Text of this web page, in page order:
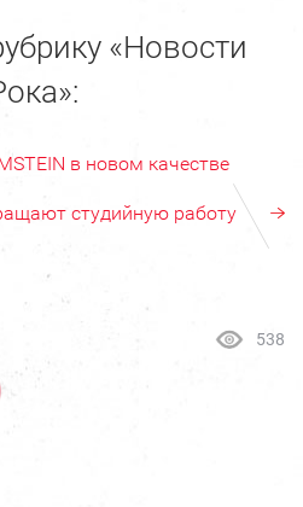
«Новости
в новом качестве
студийную работу
538